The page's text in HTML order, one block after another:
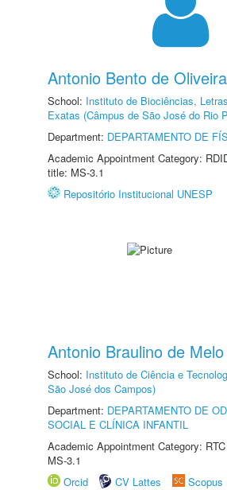
Antonio Bento de
School: Instituto de Biociências,
Exatas (Câmpus de São José do Rio
Department: DEPARTAMENTO DE
Academic Appointment Category:
title: MS-3.1
Repositório Institucional UNESP
Antonio Braulino de
School: Instituto de Ciência e
São José dos Campos)
Department: DEPARTAMENTO DE
SOCIAL E CLÍNICA INFANTIL
Academic Appointment Category:
MS-3.1
Orcid
CV Lattes
Scopus